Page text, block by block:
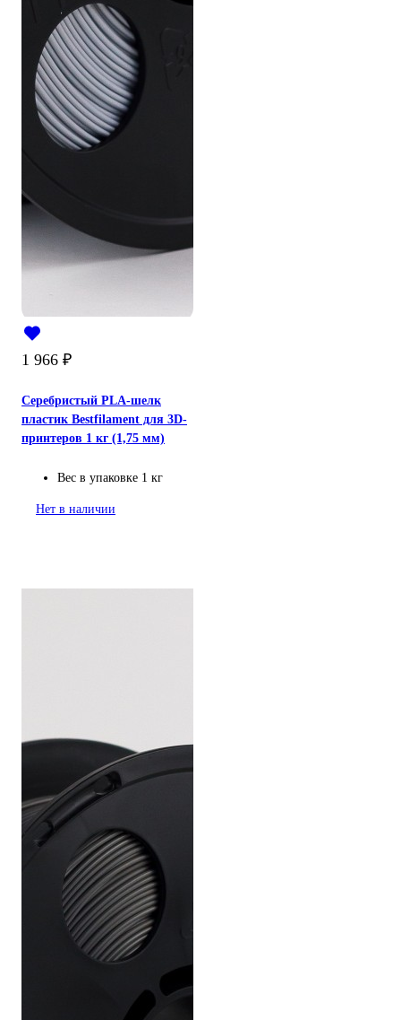
1 966 ₽
Серебристый PLA-шелк
пластик Bestfilament для 3D-
принтеров 1 кг (1,75 мм)
Вес в упаковке 1 кг
Нет в наличии